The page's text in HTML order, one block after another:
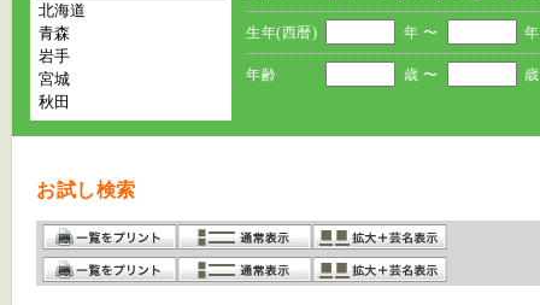
生年(西暦) 年 〜
年齢 歳 〜 歳
お試し検索